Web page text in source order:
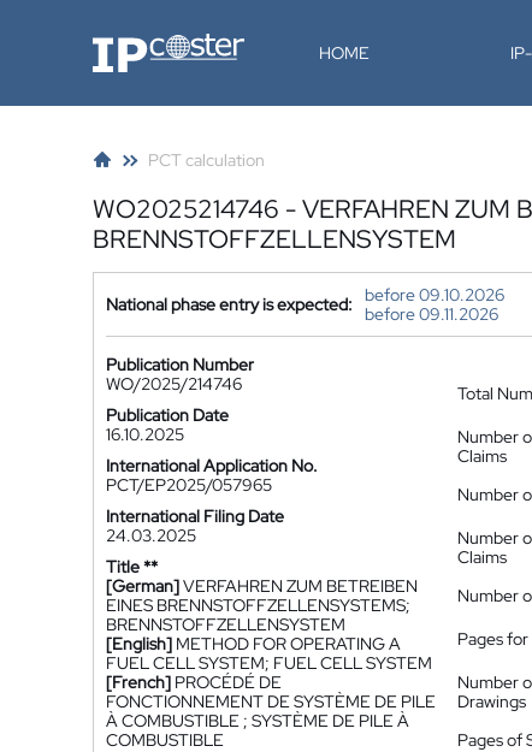
IP-Coster HOME
PCT calculation
WO2025214746 - VERFAHREN ZUM
BRENNSTOFFZELLENSYSTEM
National phase entry is expected:
before 09.10.2026
before 09.11.2026
Publication Number
WO/2025/214746
Publication Date
16.10.2025
International Application No.
PCT/EP2025/057965
International Filing Date
24.03.2025
Title **
[German]VERFAHREN ZUM BETREIBEN
EINES BRENNSTOFFZELLENSYSTEMS;
BRENNSTOFFZELLENSYSTEM
[English] METHOD FOR OPERATING A
FUEL CELL SYSTEM; FUEL CELL SYSTEM
[French] PROCÉDÉ DE
FONCTIONNEMENT DE SYSTÈME DE PILE
À COMBUSTIBLE ; SYSTÈME DE PILE À
COMBUSTIBLE
Total
Number
Claims
Number
Number
Claims
Number
Pages
Number
Drawings
Pages of